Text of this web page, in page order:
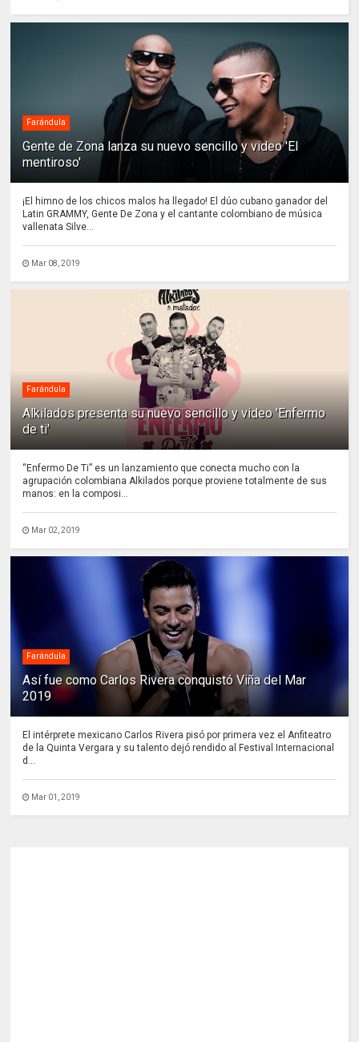
Farándula
Gente de Zona lanza su nuevo sencillo y video 'El
mentiroso'
¡El himno de los chicos malos ha llegado! El dúo cubano ganador del
Latin GRAMMY, Gente De Zona y el cantante colombiano de música
vallenata Silve...
Mar 08, 2019
Farándula
Alkilados presenta su nuevo sencillo y video 'Enfermo
de ti'
“Enfermo De Ti” es un lanzamiento que conecta mucho con la
agrupación colombiana Alkilados porque proviene totalmente de sus
manos: en la composi...
Mar 02, 2019
Farándula
Así fue como Carlos Rivera conquistó Viña del Mar
2019
El intérprete mexicano Carlos Rivera pisó por primera vez el Anfiteatro
de la Quinta Vergara y su talento dejó rendido al Festival Internacional
d...
Mar 01, 2019